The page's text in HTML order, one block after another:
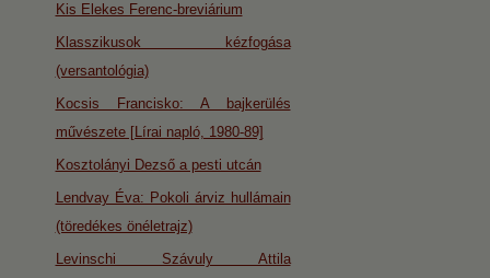
Kis Elekes Ferenc-breviárium
Klasszikusok kézfogása
(versantológia)
Kocsis Francisko: A bajkerülés
művészete [Lírai napló, 1980-89]
Kosztolányi Dezső a pesti utcán
Lendvay Éva: Pokoli árviz hullámain
(töredékes önéletrajz)
Levinschi Szávuly Attila